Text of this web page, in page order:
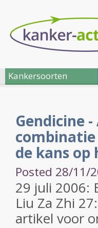
Kankersoorten
Gendicine
de kans
Posted 28/11/
29 juli 2006:
Liu Za Zhi
artikel voor